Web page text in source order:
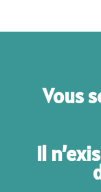
Vous
Il